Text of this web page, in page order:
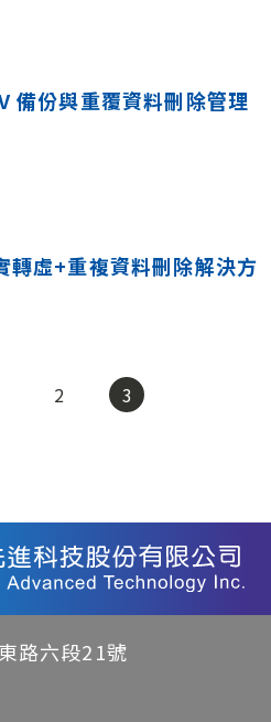
份與重覆資料刪除管理
虛+重複資料刪除解決方
2 3
路六段21號